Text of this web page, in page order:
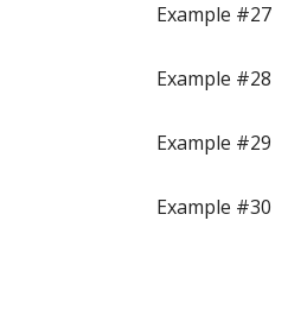
Example #27
Example #28
Example #29
Example #30